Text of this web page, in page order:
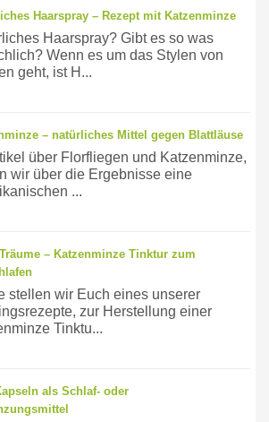
Haarspray – Rezept mit Katzenminze
Haarspray? Gibt es so was
Wenn es um das Stylen von
geht, ist H...
– natürliches Mittel gegen Blattläuse
über Florfliegen und Katzenminze,
wir über die Ergebnisse eine
...
– Katzenminze Tinktur zum
stellen wir Euch eines unserer
zur Herstellung einer
Tinktu...
als Schlaf- oder